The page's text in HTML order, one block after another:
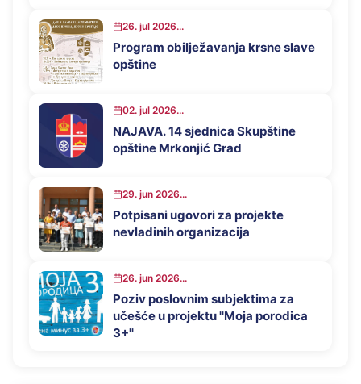
Mrkonjić Grad u 2026. godini
26. jul 2026...
Program obilježavanja krsne slave
opštine
02. jul 2026...
NAJAVA. 14 sjednica Skupštine
opštine Mrkonjić Grad
29. jun 2026...
Potpisani ugovori za projekte
nevladinih organizacija
26. jun 2026...
Poziv poslovnim subjektima za
učešće u projektu ''Moja porodica
3+''